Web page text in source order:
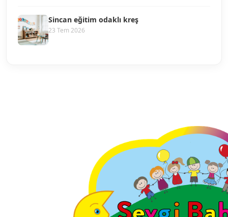
Sincan eğitim odaklı kreş
23 Tem 2026